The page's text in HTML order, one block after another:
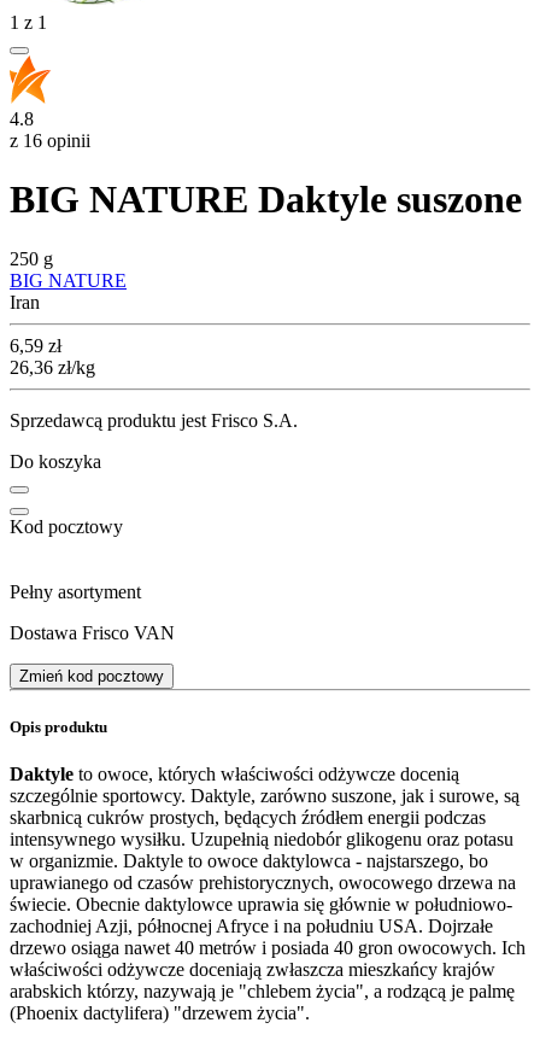
1 z 1
4.8
z 16 opinii
BIG NATURE Daktyle suszone
250 g
BIG NATURE
Iran
Cena
6,59 zł
26,36 zł/kg
Sprzedawcą produktu jest Frisco S.A.
Do koszyka
Kod pocztowy
Pełny asortyment
Dostawa Frisco VAN
Zmień kod pocztowy
Opis produktu
Daktyle to owoce, których właściwości odżywcze docenią
szczególnie sportowcy. Daktyle, zarówno suszone, jak i surowe, są
skarbnicą cukrów prostych, będących źródłem energii podczas
intensywnego wysiłku. Uzupełnią niedobór glikogenu oraz potasu
w organizmie. Daktyle to owoce daktylowca - najstarszego, bo
uprawianego od czasów prehistorycznych, owocowego drzewa na
świecie. Obecnie daktylowce uprawia się głównie w południowo-
zachodniej Azji, północnej Afryce i na południu USA. Dojrzałe
drzewo osiąga nawet 40 metrów i posiada 40 gron owocowych. Ich
właściwości odżywcze doceniają zwłaszcza mieszkańcy krajów
arabskich którzy, nazywają je "chlebem życia", a rodzącą je palmę
(Phoenix dactylifera) "drzewem życia".